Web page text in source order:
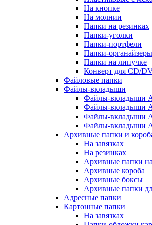
На кнопке
На молнии
Папки на резинках
Папки-уголки
Папки-портфели
Папки-органайзеры
Папки на липучке
Конверт для CD/
Файловые папки
Файлы-вкладыши
Файлы-вкладыши
Файлы-вкладыши
Файлы-вкладыши
Файлы-вкладыши
Архивные папки и
На завязках
На резинках
Архивные папки
Архивные короба
Архивные боксы
Архивные папки
Адресные папки
Картонные папки
На завязках